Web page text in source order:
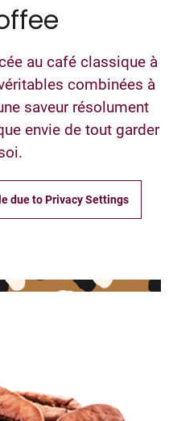
au café classique à
combinées à
saveur résolument
envie de tout garder
due to Privacy Settings